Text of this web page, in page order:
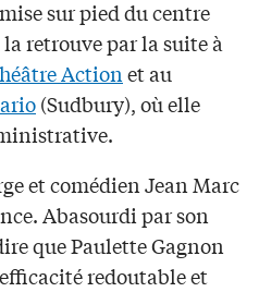
sur pied du centre
retrouve par la suite à
Actionet au
(Sudbury), où elle
et comédien Jean Marc
Abasourdi par son
que Paulette Gagnon
redoutable et